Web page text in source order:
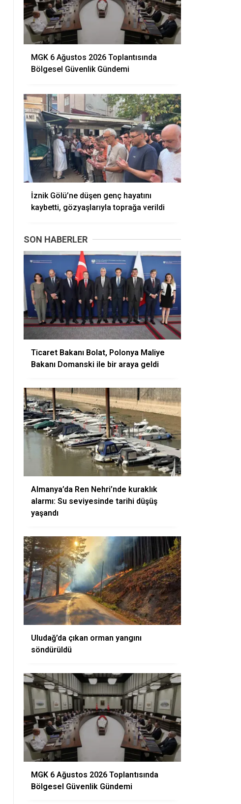
MGK 6 Ağustos 2026 Toplantısında
Bölgesel Güvenlik Gündemi
İznik Gölü’ne düşen genç hayatını
kaybetti, gözyaşlarıyla toprağa verildi
SON HABERLER
Ticaret Bakanı Bolat, Polonya Maliye
Bakanı Domanski ile bir araya geldi
Almanya’da Ren Nehri’nde kuraklık
alarmı: Su seviyesinde tarihi düşüş
yaşandı
Uludağ’da çıkan orman yangını
söndürüldü
MGK 6 Ağustos 2026 Toplantısında
Bölgesel Güvenlik Gündemi